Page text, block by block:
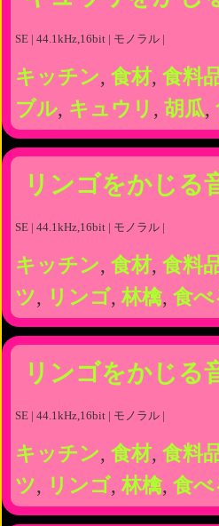
SE | 44.1kHz,16bit | モノラル |
キッチン, 食材, 食料
ブル, キュウリ , 胡瓜,
リンゴをかじる
SE | 44.1kHz,16bit | モノラル |
キッチン, 食材, 食料
ツ, リンゴ, 林檎, 食べ
リンゴをかじる
SE | 44.1kHz,16bit | モノラル |
キッチン, 食材, 食料
ツ, リンゴ, 林檎, 食べ